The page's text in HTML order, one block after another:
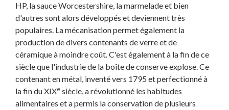
HP, la sauce Worcestershire, la marmelade et bien
d'autres sont alors développés et deviennent très
populaires. La mécanisation permet également la
production de divers contenants de verre et de
céramique à moindre coût. C'est également à la fin de ce
siècle que l'industrie de la boîte de conserve explose. Ce
contenant en métal, inventé vers 1795 et perfectionné à
la fin du XIXe siècle, a révolutionné les habitudes
alimentaires et a permis la conservation de plusieurs